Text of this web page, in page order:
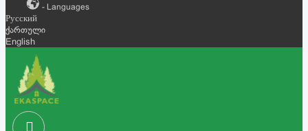
- Languages
Русский
ქართული
English